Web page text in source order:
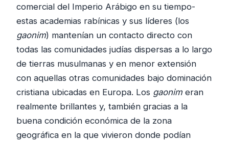
comercial del Imperio Arábigo en su tiempo-
estas academias rabínicas y sus líderes (los
gaonim) mantenían un contacto directo con
todas las comunidades judías dispersas a lo largo
de tierras musulmanas y en menor extensión
con aquellas otras comunidades bajo dominación
cristiana ubicadas en Europa. Los gaonim eran
realmente brillantes y, también gracias a la
buena condición económica de la zona
geográfica en la que vivieron donde podían